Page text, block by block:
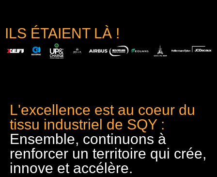
ILS ÉTAIENT LÀ !
L'excellence est au coeur du
tissu industriel de SQY :
Ensemble, continuons à
renforcer un territoire qui crée,
innove et accélère.